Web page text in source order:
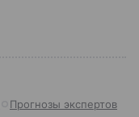
Прогнозы экспертов